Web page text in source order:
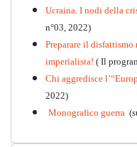
Ucraina. I nodi della
n°03, 2022)
Preparare il
imperialista! ( Il
Chi aggredisce
2022)
Monografico guerra